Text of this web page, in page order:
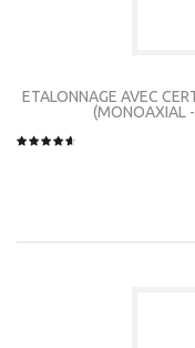
ETALONNAGE AVEC
(MONOAXIAL -